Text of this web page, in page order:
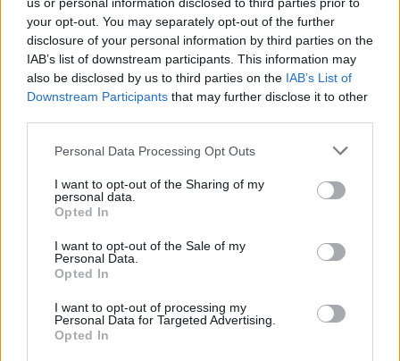
your opt-out. You may separately opt-out of the further
disclosure of your personal information by third parties on the
IAB’s list of downstream participants. This information may
also be disclosed by us to third parties on the IAB’s List of
Downstream Participants that may further disclose it to other
Personal Data Processing Opt Outs
I want to opt-out of the Sharing of my
personal data.
Opted In
I want to opt-out of the Sale of my
Personal Data.
Opted In
I want to opt-out of processing my
Personal Data for Targeted Advertising.
Opted In